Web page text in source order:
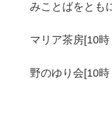
みことばをとも
マリア茶房[10時
野のゆり会[10